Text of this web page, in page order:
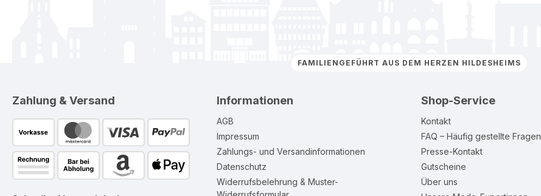
FAMILIENGEFÜHRT AUS DEM HERZEN HILDESHEIMS
Zahlung & Versand Informationen
AGB
Impressum
Zahlungs- und Versandinformationen
Datenschutz
Widerrufsbelehrung & Muster-
Shop-Service
Kontakt
FAQ – Häufig gestellte Fragen
Presse-Kontakt
Gutscheine
Über uns